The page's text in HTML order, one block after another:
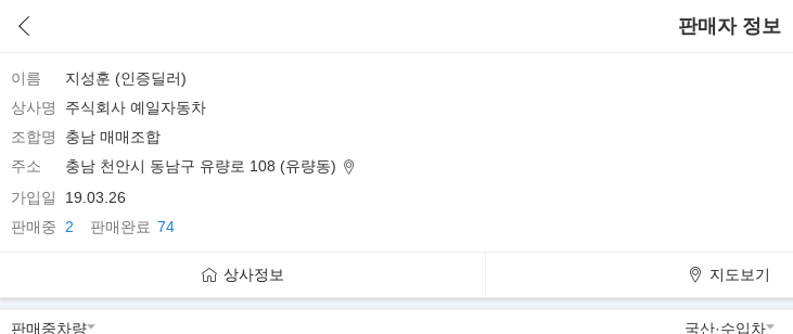
판매자 정보
이름
지성훈 (인증딜러)
상사명
주식회사 예일자동차
조합명
충남 매매조합
주소
충남 천안시 동남구 유량로 108 (유량동)
가입일
19.03.26
판매중
2 판매완료 74
상사정보 지도보기